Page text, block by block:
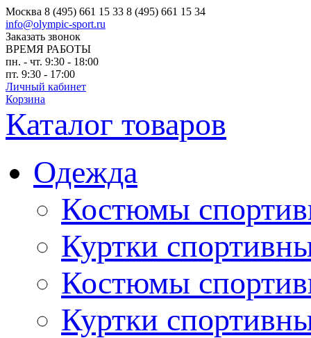
Москва 8 (495) 661 15 33 8 (495) 661 15 34
info@olympic-sport.ru
Заказать звонок
ВРЕМЯ РАБОТЫ
пн. - чт. 9:30 - 18:00
пт. 9:30 - 17:00
Личный кабинет
Корзина
Каталог товаров
Одежда
Костюмы
Куртки
Костюмы
Куртки